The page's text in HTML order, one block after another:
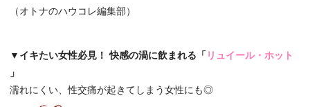
（オトナのハウコレ編集部）
▼イキたい女性必見！ 快感の渦に飲まれる「 リュイール・ホット
」
濡れにくい、性交痛が起きてしまう女性にも◎